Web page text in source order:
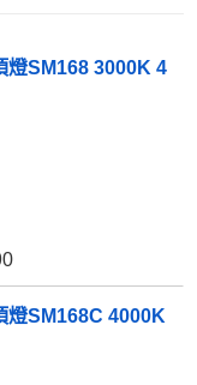
燈SM168 3000K 4
燈SM168C 4000K